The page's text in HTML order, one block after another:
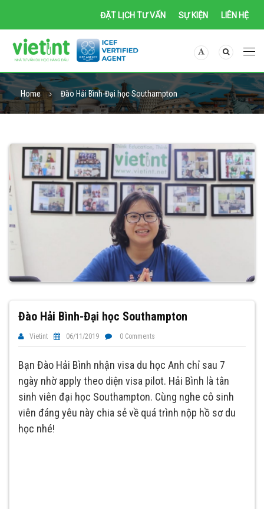
ĐẶT LỊCH TƯ VẤN SỰ KIỆN LIÊN HỆ
Home Đào Hải Bình-Đại học Southampton
Đào Hải Bình-Đại học Southampton
Vietint 06/11/2019 0 Comments
Bạn Đào Hải Bình nhận visa du học Anh chỉ sau 7
ngày nhờ apply theo diện visa pilot. Hải Bình là tân
sinh viên đại học Southampton. Cùng nghe cô sinh
viên đáng yêu này chia sẻ về quá trình nộp hồ sơ du
học nhé!